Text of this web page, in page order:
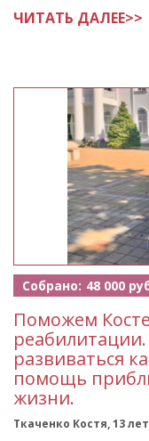
ЧИТАТЬ ДАЛЕЕ>>
Собрано: 48 000
Поможем
развиваться
помощь
жизни.
Ткаченко Костя, 13